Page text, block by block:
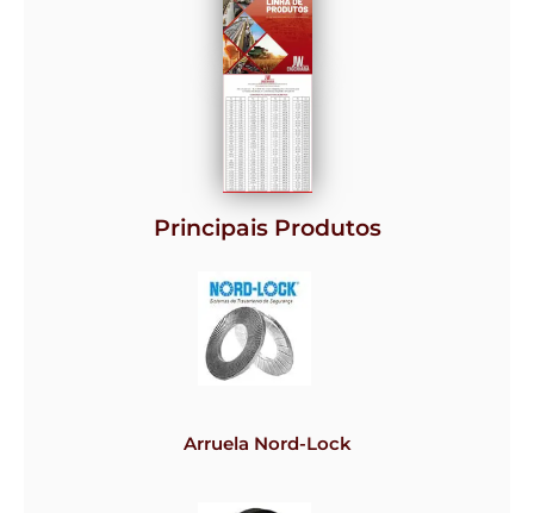
Principais Produtos
Arruela Nord-Lock